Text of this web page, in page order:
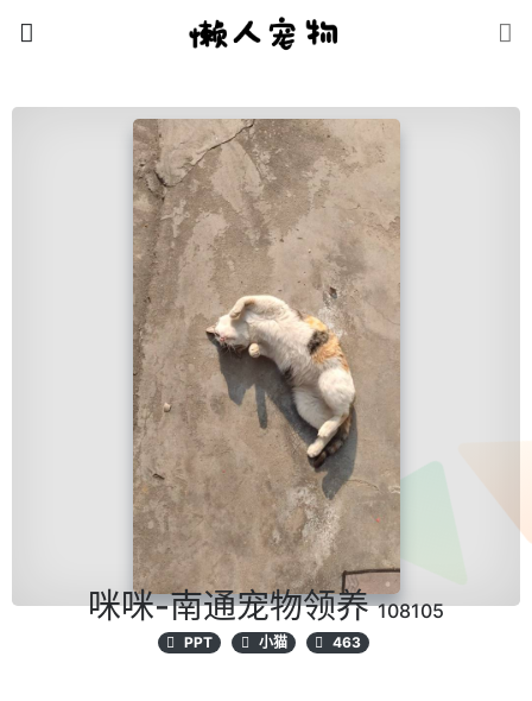
咪咪-南通宠物领养108105
PPT 小猫 463